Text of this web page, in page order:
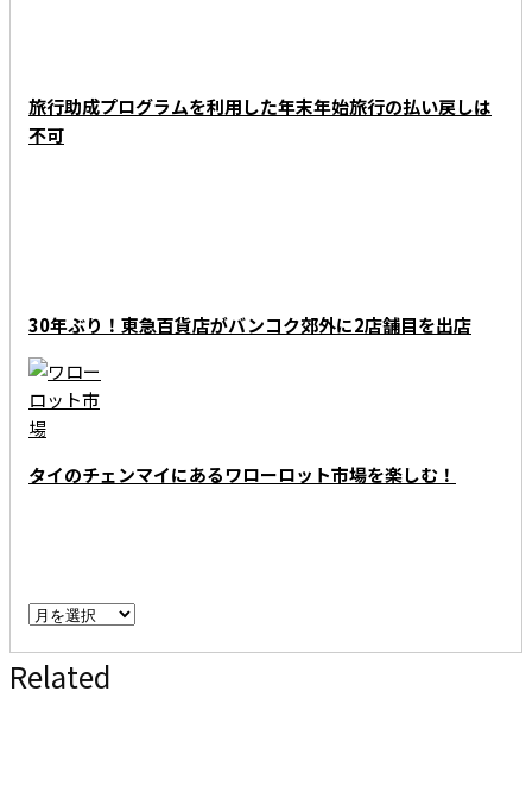
旅行助成プログラムを利用した年末年始旅行の払い戻しは
不可
30年ぶり！東急百貨店がバンコク郊外に2店舗目を出店
タイのチェンマイにあるワローロット市場を楽しむ！
ARCHIVE
月
Related